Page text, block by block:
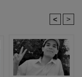
< >